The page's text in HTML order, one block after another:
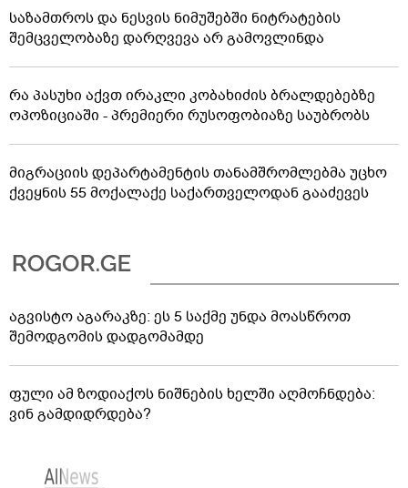
საზამთროს და ნესვის ნიმუშებში ნიტრატების
შემცველობაზე დარღვევა არ გამოვლინდა
რა პასუხი აქვთ ირაკლი კობახიძის ბრალდებებზე
ოპოზიციაში - პრემიერი რუსოფობიაზე საუბრობს
მიგრაციის დეპარტამენტის თანამშრომლებმა უცხო
ქვეყნის 55 მოქალაქე საქართველოდან გააძევეს
აგვისტო აგარაკზე: ეს 5 საქმე უნდა მოასწროთ
შემოდგომის დადგომამდე
ფული ამ ზოდიაქოს ნიშნების ხელში აღმოჩნდება:
ვინ გამდიდრდება?